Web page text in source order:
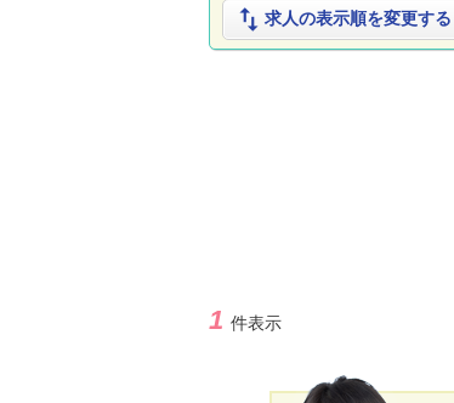
 求人の表示順を変更する
1 件表示